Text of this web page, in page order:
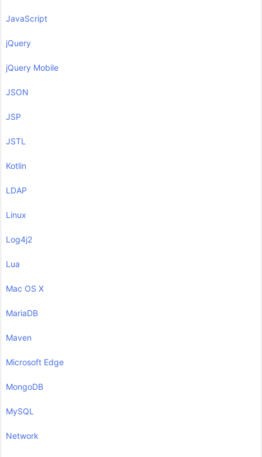
JavaScript
jQuery
jQuery Mobile
JSON
JSP
JSTL
Kotlin
LDAP
Linux
Log4j2
Lua
Mac OS X
MariaDB
Maven
Microsoft Edge
MongoDB
MySQL
Network